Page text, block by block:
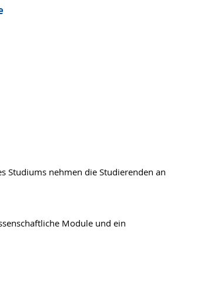
Studiums nehmen die Studierenden an
Module und ein